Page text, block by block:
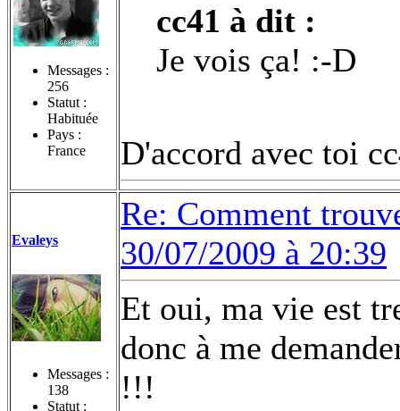
Messages :
256
Statut :
Habituée
Pays :
France
cc41 à dit :
Je vois ça! :-D
D'accord avec toi
Evaleys
Messages :
138
Statut :
Re: Comment
30/07/2009 à 20:39
Et oui, ma vie est
donc à me
!!!